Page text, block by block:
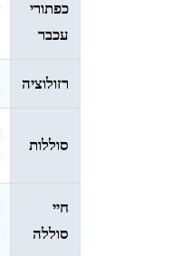
כפתורי
עכבר
רזולוציה
סוללות
חיי
סוללה